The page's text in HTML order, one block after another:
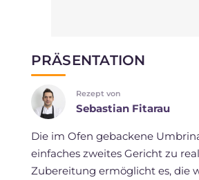
PRÄSENTATION
Rezept von
Sebastian Fitarau
Die im Ofen gebackene
einfaches zweites Gericht zu
Zubereitung ermöglicht es, die